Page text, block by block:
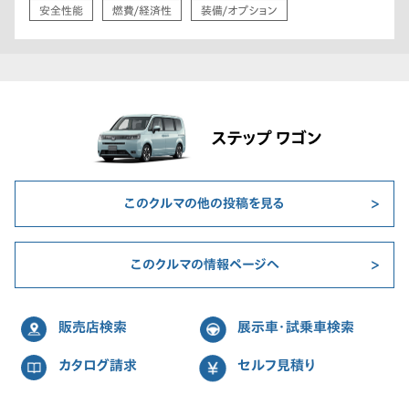
安全性能 燃費/経済性 装備/オプション
ステップ ワゴン
このクルマの他の投稿を見る
このクルマの情報ページへ
販売店検索 展示車・試乗車検索
カタログ請求 セルフ見積り